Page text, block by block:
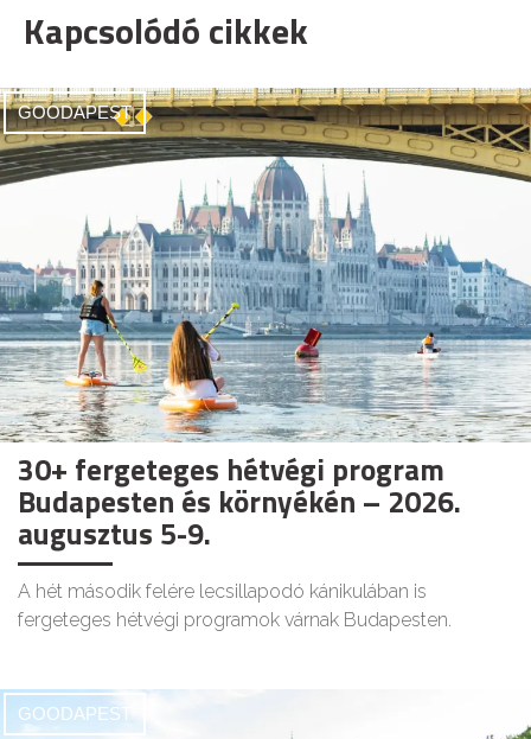
Kapcsolódó cikkek
GOODAPEST
30+ fergeteges hétvégi program
Budapesten és környékén – 2026.
augusztus 5-9.
A hét második felére lecsillapodó kánikulában is
fergeteges hétvégi programok várnak Budapesten.
GOODAPEST